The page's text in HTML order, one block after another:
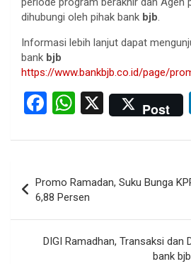
dihubungi oleh pihak bank bjb.
Informasi lebih lanjut dapat
bank bjb
https://www.bankbjb.co.id/page/
F
ce
o
o
k
W
at
A
p
p
X Post
navigation
Promo Ramadan, Suku Bunga
6,88 Persen
DIGI Ramadhan, Transaksi dan
bank